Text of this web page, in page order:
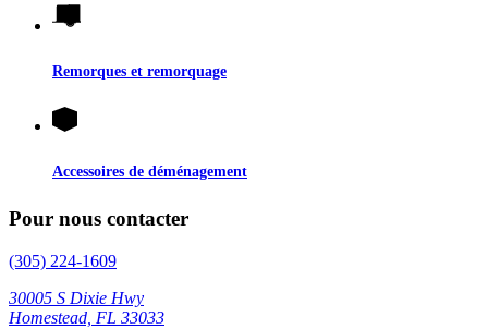
Remorques et remorquage
Accessoires de déménagement
Pour nous contacter
(305) 224-1609
30005 S Dixie Hwy
Homestead, FL 33033